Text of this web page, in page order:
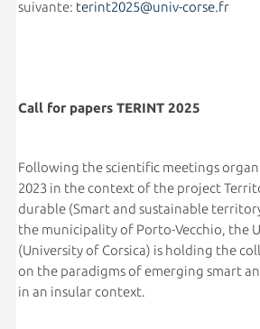
suivante: terint2025@univ-corse.fr
Call for papers TERINT 2025
Following the scientific meetings
2023 in the context of the project
durable (Smart and sustainable
the municipality of Porto-Vecchio, the
(University of Corsica) is holding the
on the paradigms of emerging smart
in an insular context.